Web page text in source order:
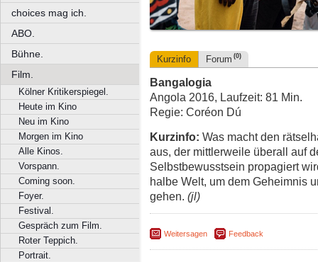
choices mag ich.
ABO.
Bühne.
Film.
Kölner Kritikerspiegel.
Heute im Kino
Neu im Kino
Morgen im Kino
Alle Kinos.
Vorspann.
Coming soon.
Foyer.
Festival.
Gespräch zum Film.
Roter Teppich.
Portrait.
Kurzinfo Forum (0)
Bangalogia
Angola 2016, Laufzeit: 81 Min.
Regie: Coréon Dú
Kurzinfo: Was macht den
aus, der mittlerweile überall auf
Selbstbewusstsein propagiert
halbe Welt, um dem Geheimnis
gehen. (jl)
Weitersagen Feedback